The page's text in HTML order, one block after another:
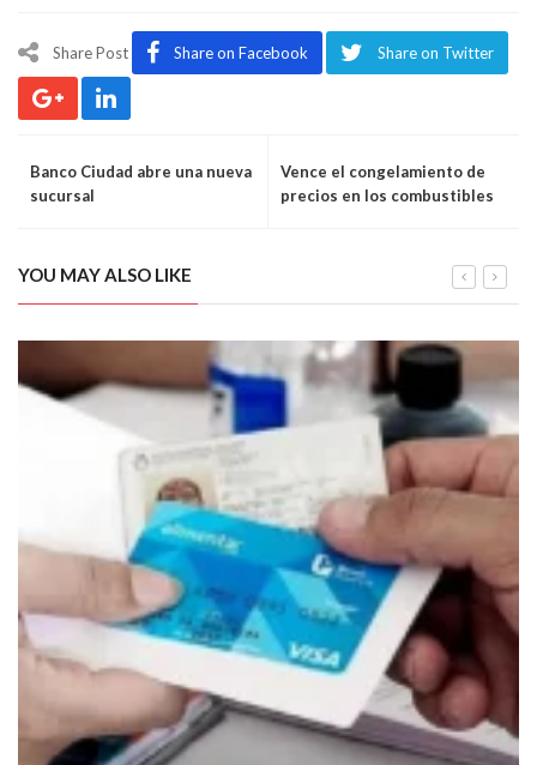
Share Post Share on Facebook Share on Twitter
Banco Ciudad abre una nueva
sucursal
Vence el congelamiento de
precios en los combustibles
YOU MAY ALSO LIKE